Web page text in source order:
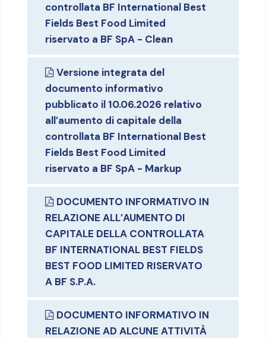
controllata BF International Best
Fields Best Food Limited
riservato a BF SpA - Clean
Versione integrata del
documento informativo
pubblicato il 10.06.2026 relativo
all’aumento di capitale della
controllata BF International Best
Fields Best Food Limited
riservato a BF SpA - Markup
DOCUMENTO INFORMATIVO IN
RELAZIONE ALL’AUMENTO DI
CAPITALE DELLA CONTROLLATA
BF INTERNATIONAL BEST FIELDS
BEST FOOD LIMITED RISERVATO
A BF S.P.A.
DOCUMENTO INFORMATIVO IN
RELAZIONE AD ALCUNE ATTIVITÀ